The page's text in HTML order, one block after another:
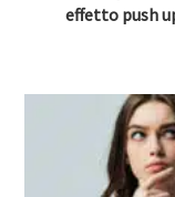
effetto push